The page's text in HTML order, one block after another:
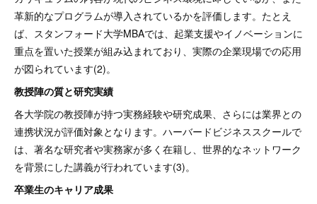
革新的なプログラムが導入されているかを評価します。たとえ
ば、スタンフォード大学MBAでは、起業支援やイノベーションに
重点を置いた授業が組み込まれており、実際の企業現場での応用
が図られています(2)。
教授陣の質と研究実績
各大学院の教授陣が持つ実務経験や研究成果、さらには業界との
連携状況が評価対象となります。ハーバードビジネススクールで
は、著名な研究者や実務家が多く在籍し、世界的なネットワーク
を背景にした講義が行われています(3)。
卒業生のキャリア成果